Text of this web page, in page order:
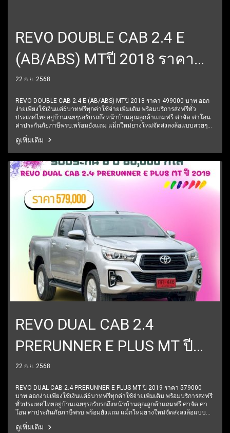
REVO DOUBLE CAB 2.4 E
(AB/ABS) MTปี 2018 ราคา
499000 บาท
22 ก.ย. 2568
REVO DOUBLE CAB 2.4 E (AB/ABS) MTปี 2018 ราคา 499000 บาท ออก
ง่ายเพียงใช้เงินแค่6บาทฟรีทุกค่าใช้จ่ายเพิ่มเติม พร้อมบริการส่งฟรีทั่ว
ประเทศไทยอยู่บ้านเฉยๆรอรับรถถึงหน้าบ้านคุณลูกค้าแถมฟรี ค่าจัด ค่าโอน
ค่าประกันภัยภาษีพรบ.พร้อมยังแถม แม็กใหม่ยางใหม่จัดส่งลงล้อแบบสวยๆมี
24 ชั่วโมง1 ปีเต็ม6 เดือนแรกรับประกันให้ทุกชิ้นส่วน มีรถให้เลือกมากกว่า
ดูเพิ่มเติม
REVO DUAL CAB 2.4
PRERUNNER E PLUS MT ปี
2019 ราคา 579000 บาท
22 ก.ย. 2568
REVO DUAL CAB 2.4 PRERUNNER E PLUS MT ปี 2019 ราคา 579000
บาท ออกง่ายเพียงใช้เงินแค่6บาทฟรีทุกค่าใช้จ่ายเพิ่มเติม พร้อมบริการส่งฟรี
ทั่วประเทศไทยอยู่บ้านเฉยๆรอรับรถถึงหน้าบ้านคุณลูกค้าแถมฟรี ค่าจัด ค่า
โอน ค่าประกันภัยภาษีพรบ.พร้อมยังแถม แม็กใหม่ยางใหม่จัดส่งลงล้อแบบ
ตลอด 24 ชั่วโมง1 ปีเต็ม6 เดือนแรกรับประกันให้ทุกชิ้นส่วน มีรถให้เลือก
ดูเพิ่มเติม